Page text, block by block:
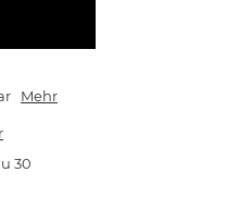
Mehr
30